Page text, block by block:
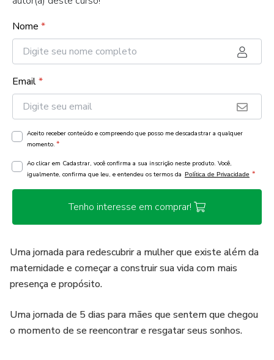
Nome *
Email*
Aceito receber conteúdo e compreendo que posso me descadastrar a qualquer
momento. *
Ao clicar em Cadastrar, você confirma a sua inscrição neste produto. Você,
igualmente, confirma que leu, e entendeu os termos da Política de Privacidade *
Tenho interesse em comprar!
Uma jornada para redescubrir a mulher que existe além da
maternidade e começar a construir sua vida com mais
presença e propósito.
Uma jornada de 5 dias para mães que sentem que chegou
o momento de se reencontrar e resgatar seus sonhos.